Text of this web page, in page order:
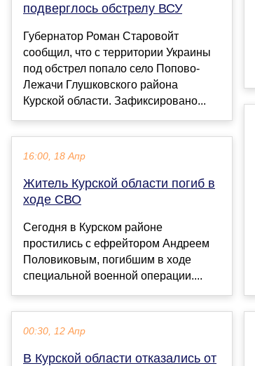
подверглось обстрелу ВСУ
Губернатор Роман Старовойт
сообщил, что с территории Украины
под обстрел попало село Попово-
Лежачи Глушковского района
Курской области. Зафиксировано...
16:00, 18 Апр
Житель Курской области погиб в
ходе СВО
Сегодня в Курском районе
простились с ефрейтором Андреем
Половиковым, погибшим в ходе
специальной военной операции....
00:30, 12 Апр
В Курской области отказались от